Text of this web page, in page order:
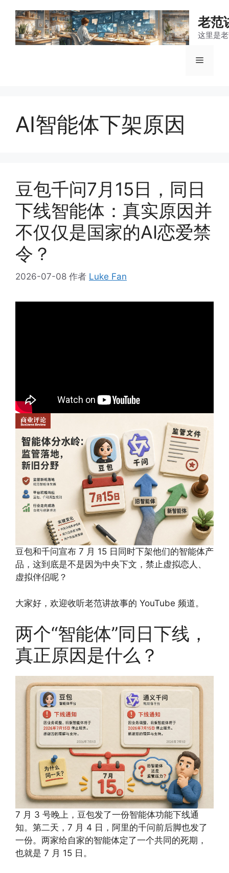
老范
这里是
菜
AI智能体下架原因
豆包千问7月15日，同日
下线智能体：真实原因并
不仅仅是国家的AI恋爱禁
令？
2026-07-08 作者 Luke Fan
豆包和千问宣布 7 月 15 日同时下架他们的智能体产
品，这到底是不是因为中央下文，禁止虚拟恋人、
虚拟伴侣呢？
大家好，欢迎收听老范讲故事的 YouTube 频道。
两个“智能体”同日下线，
真正原因是什么？
7 月 3 号晚上，豆包发了一份智能体功能下线通
知。第二天，7 月 4 日，阿里的千问前后脚也发了
一份。两家给自家的智能体定了一个共同的死期，
也就是 7 月 15 日。